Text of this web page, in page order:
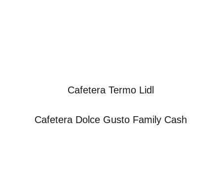
Cafetera Termo Lidl
Cafetera Dolce Gusto Family Cash